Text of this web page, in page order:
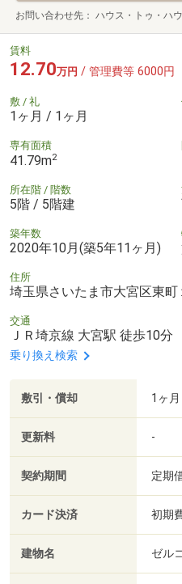
お問い合わせ先 ハウス・トゥ・ハ
賃料
12.70万円 / 管理費等 6000円
敷 / 礼
1ヶ月 / 1ヶ月
専有面積
41.79m2
所在階 / 階数
5階 / 5階建
築年数
2020年10月(築5年11ヶ月)
住所
埼玉県さいたま市大宮区東
交通
ＪＲ埼京線 大宮駅 徒歩10分
乗り換え検索
敷引・償却 1ヶ月
更新料 -
契約期間 定期
カード決済 初期
建物名 ゼル